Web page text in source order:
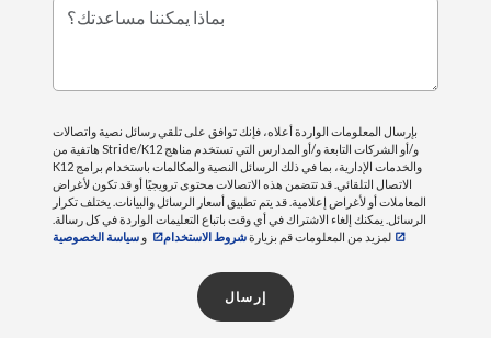
بماذا يمكننا مساعدتك؟
بإرسال المعلومات الواردة أعلاه، فإنك توافق على تلقي رسائل نصية واتصالات
هاتفية من Stride/K12 و/أو الشركات التابعة و/أو المدارس التي تستخدم مناهج
K12 والخدمات الإدارية، بما في ذلك الرسائل النصية والمكالمات باستخدام برامج
الاتصال التلقائي. قد تتضمن هذه الاتصالات محتوى ترويجيًا أو قد تكون لأغراض
المعاملات أو لأغراض إعلامية. قد يتم تطبيق أسعار الرسائل والبيانات. يختلف تكرار
الرسائل. يمكنك إلغاء الاشتراك في أي وقت باتباع التعليمات الواردة في كل رسالة.
لمزيد من المعلومات قم بزيارةشروط الاستخدام و سياسة الخصوصية
إرسال